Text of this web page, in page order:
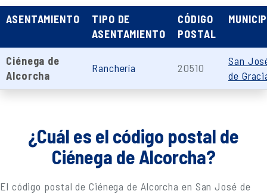
ASENTAMIENTO
TIPO DE
ASENTAMIENTO
CÓDIGO
POSTAL
Ciénega de
Alcorcha
Ranchería 20510
San
de
¿Cuál es el código postal de
Ciénega de Alcorcha?
El código postal de Ciénega de Alcorcha en San José de